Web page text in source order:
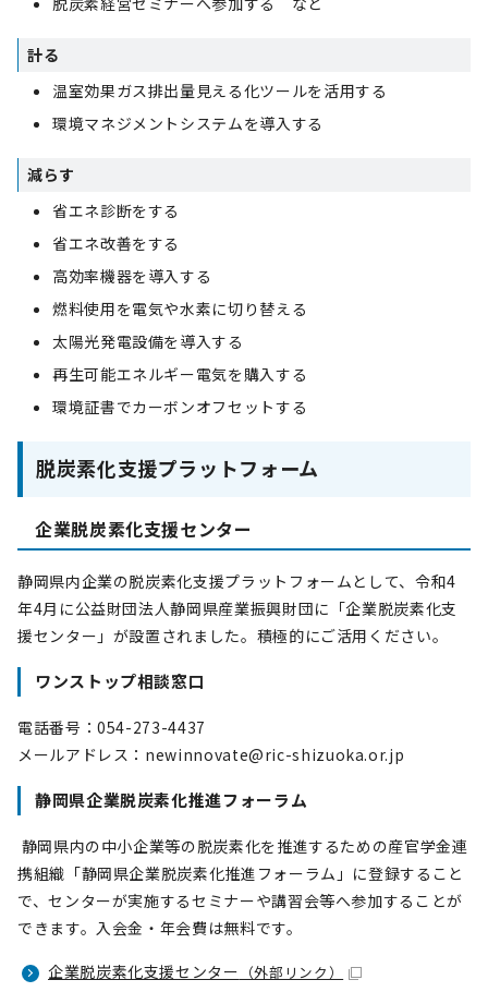
計る
温室効果ガス排出量見える化ツールを活用する
環境マネジメントシステムを導入する
減らす
省エネ診断をする
省エネ改善をする
高効率機器を導入する
燃料使用を電気や水素に切り替える
太陽光発電設備を導入する
再生可能エネルギー電気を購入する
環境証書でカーボンオフセットする
脱炭素化支援プラットフォーム
企業脱炭素化支援センター
静岡県内企業の脱炭素化支援プラットフォームとして、令和4
年4月に公益財団法人静岡県産業振興財団に「企業脱炭素化支
援センター」が設置されました。積極的にご活用ください。
ワンストップ相談窓口
電話番号：054-273-4437
メールアドレス：newinnovate@ric-shizuoka.or.jp
静岡県企業脱炭素化推進フォーラム
静岡県内の中小企業等の脱炭素化を推進するための産官学金連
携組織「静岡県企業脱炭素化推進フォーラム」に登録すること
で、センターが実施するセミナーや講習会等へ参加することが
できます。入会金・年会費は無料です。
企業脱炭素化支援センター （外部リンク）